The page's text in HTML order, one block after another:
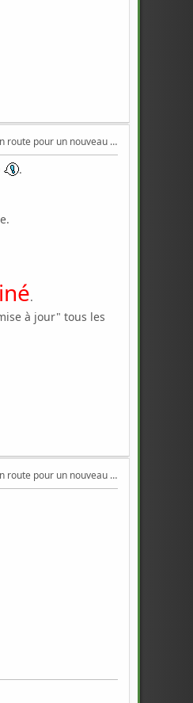
Re : En route pour un nouveau Triton .
.
.
à jour" tous les
Re : En route pour un nouveau Triton .